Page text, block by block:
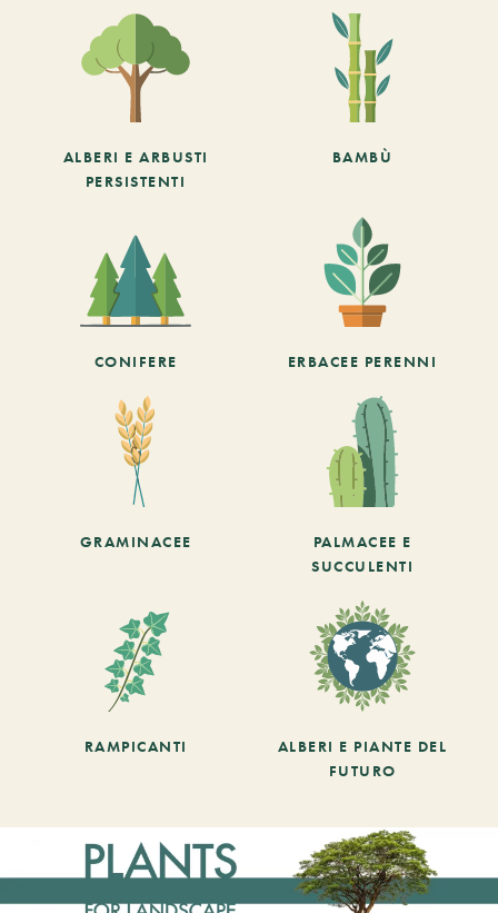
ALBERI E ARBUSTI
PERSISTENTI
BAMBÙ
CONIFERE ERBACEE PERENNI
GRAMINACEE
PALMACEE E
SUCCULENTI
RAMPICANTI
ALBERI E PIANTE DEL
FUTURO